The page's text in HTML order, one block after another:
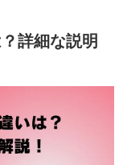
詳細な説明